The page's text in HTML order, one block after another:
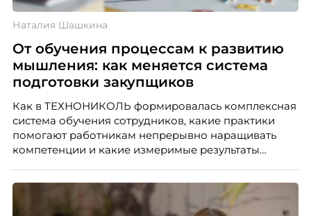
Наталия Шашкина
От обучения процессам к развитию
мышления: как меняется система
подготовки закупщиков
Как в ТЕХНОНИКОЛЬ формировалась комплексная
система обучения сотрудников, какие практики
помогают работникам непрерывно наращивать
компетенции и какие измеримые результаты
закупкам направления «Минеральная изоляция»
компании ТЕХНОНИКОЛЬ.